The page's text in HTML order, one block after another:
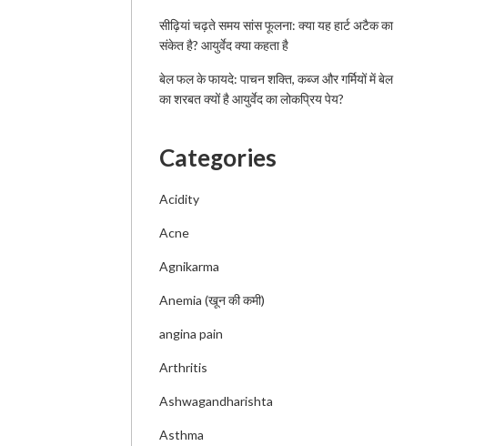
सीढ़ियां चढ़ते समय सांस फूलना: क्या यह हार्ट अटैक का
संकेत है? आयुर्वेद क्या कहता है
बेल फल के फायदे: पाचन शक्ति, कब्ज और गर्मियों में बेल
का शरबत क्यों है आयुर्वेद का लोकप्रिय पेय?
Categories
Acidity
Acne
Agnikarma
Anemia (खून की कमी)
angina pain
Arthritis
Ashwagandharishta
Asthma